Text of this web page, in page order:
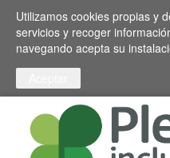
Pasar al contenido principal
Toggle high contrast
Utilizamos cookies propias y
servicios y recoger
navegando acepta su